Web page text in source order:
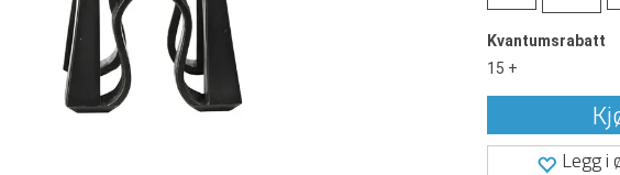
Kvantumsrabatt
15 +
Legg i